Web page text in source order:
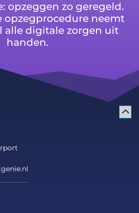
opzeggen zo geregeld.
opzegprocedure neemt
alle digitale zorgen uit
handen.